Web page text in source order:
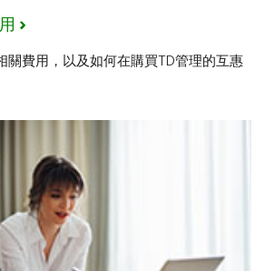
關費用，以及如何在購買TD管理的互惠